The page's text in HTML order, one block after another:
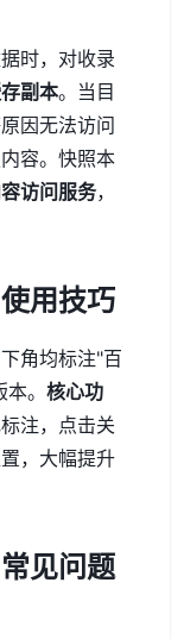
时，对收录
副本。当目
因无法访问
容。快照本
访问服务，
用技巧
角均标注"百
。 核心功
注，点击关
，大幅提升
见问题